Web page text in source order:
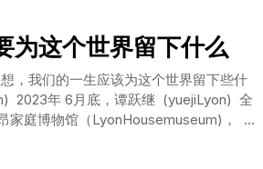
企业，营业额几百万
智幽默的发言让观众
士提到，阿里巴巴在墨
全球付、全球运、全球
业。她引用了马云的话
陆人，在中国香港就是寄宿，所以人非常
加油站打工赚钱。后来到黄金海岸上大
(HSBC)打工，挨家挨户敲门卖信用
队第一名逐步做到全澳第三名。在这个过
地产火热的关键因素是贷款，于是毕业后
司工作。 在房地产买卖方面，澳大利亚整
，不需要背景、资源，且对语言没有更高
身份的华人，正处于收入稳定、家庭团
为这个世界留下什么
，我们的一生应该为这个世界留下些什
2023年 6月底，谭跃继 (yuejiLyon) 全
家庭博物馆（LyonHousemuseum)， 因
织里昂基金 (LyonFoundation) 了。 我有